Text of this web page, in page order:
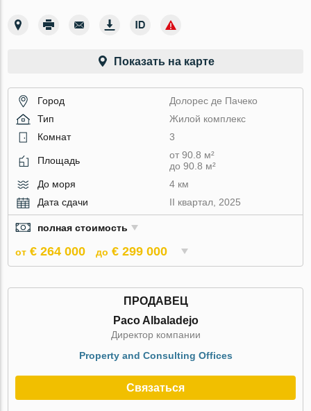
Показать на карте
Город
Долорес де Пачеко
Тип
Жилой комплекс
Комнат
3
Площадь
от 90.8 м²
до 90.8 м²
До моря
4 км
Дата сдачи
II квартал, 2025
полная стоимость
от € 264 000 до € 299 000
ПРОДАВЕЦ
Paco Albaladejo
Директор компании
Property and Consulting Offices
Связаться